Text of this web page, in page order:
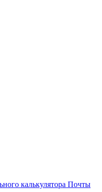
калькулятора Почты